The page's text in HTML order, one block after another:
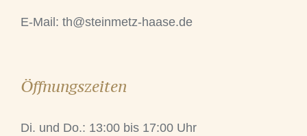
E-Mail: th@steinmetz-haase.de
Öffnungszeiten
Di. und Do.: 13:00 bis 17:00 Uhr